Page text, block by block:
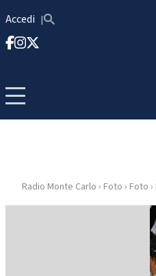
Accedi
HOMERadio Monte Carlo › Foto › Foto ›